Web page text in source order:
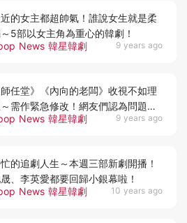
News 韓星韓劇 9 years ago
的女主都超帥氣！誰說女生就是柔
5部以女主角為重心的韓劇！
News 韓星韓劇 9 years ago
師任堂》《內向的老闆》收視不如理
需作緊急修改！網友們認為問題出
她」身上！
News 韓星韓劇 10 years ago
的追劇人生～本週三部新劇開播！
、李英愛都要回歸小銀幕啦！